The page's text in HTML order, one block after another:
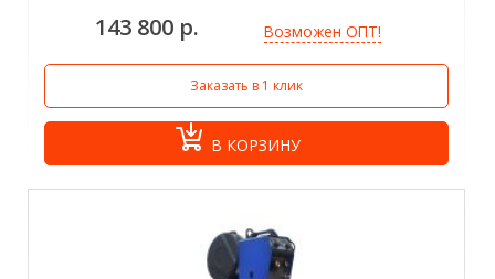
143 800 р. Возможен ОПТ!
Заказать в 1 клик
В КОРЗИНУ